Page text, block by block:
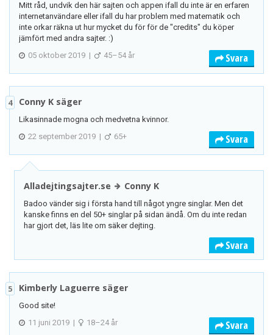
Mitt råd, undvik den här sajten och appen ifall du inte är en erfaren
internetanvändare eller ifall du har problem med matematik och
inte orkar räkna ut hur mycket du för för de "credits" du köper
jämfört med andra sajter. :)
05 oktober 2019 | 45–54 år Svara
4 Conny K säger
Likasinnade mogna och medvetna kvinnor.
22 september 2019 | 65+ Svara
Alladejtingsajter.se Conny K
Badoo vänder sig i första hand till något yngre singlar. Men det
kanske finns en del 50+ singlar på sidan ändå. Om du inte redan
har gjort det, läs lite om säker dejting.
Svara
5 Kimberly Laguerre säger
Good site!
11 juni 2019 | 18–24 år Svara